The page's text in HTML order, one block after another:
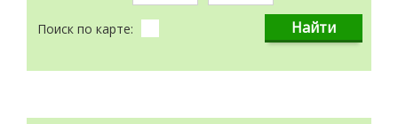
Поиск по карте: